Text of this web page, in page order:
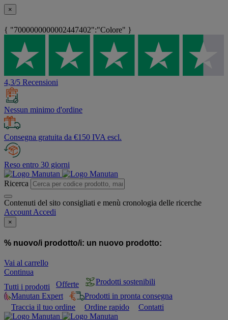
×
{ "7000000000002447402":"Colore" }
4,3/5 Recensioni
Nessun minimo d'ordine
Consegna gratuita da €150 IVA escl.
Reso entro 30 giorni
Ricerca
Contenuti del sito consigliati e menù cronologia delle ricerche
Account Accedi
×
% nuovo/i prodotto/i: un nuovo prodotto:
Vai al carrello
Continua
Tutti i prodotti
Offerte
Prodotti sostenibili
Manutan Expert
Prodotti in pronta consegna
Traccia il tuo ordine
Ordine rapido Contatti